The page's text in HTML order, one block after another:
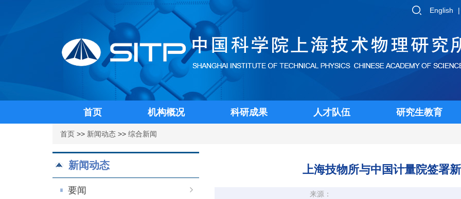
English
首页 机构概况 科研成果 人才队伍 研究生教育
首页 >> 新闻动态 >> 综合新闻
新闻动态
要闻
上海技物所与中国计量院签署
来源：